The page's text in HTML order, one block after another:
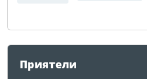
Приятели